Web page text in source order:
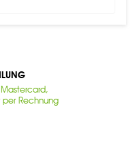
per Rechnung